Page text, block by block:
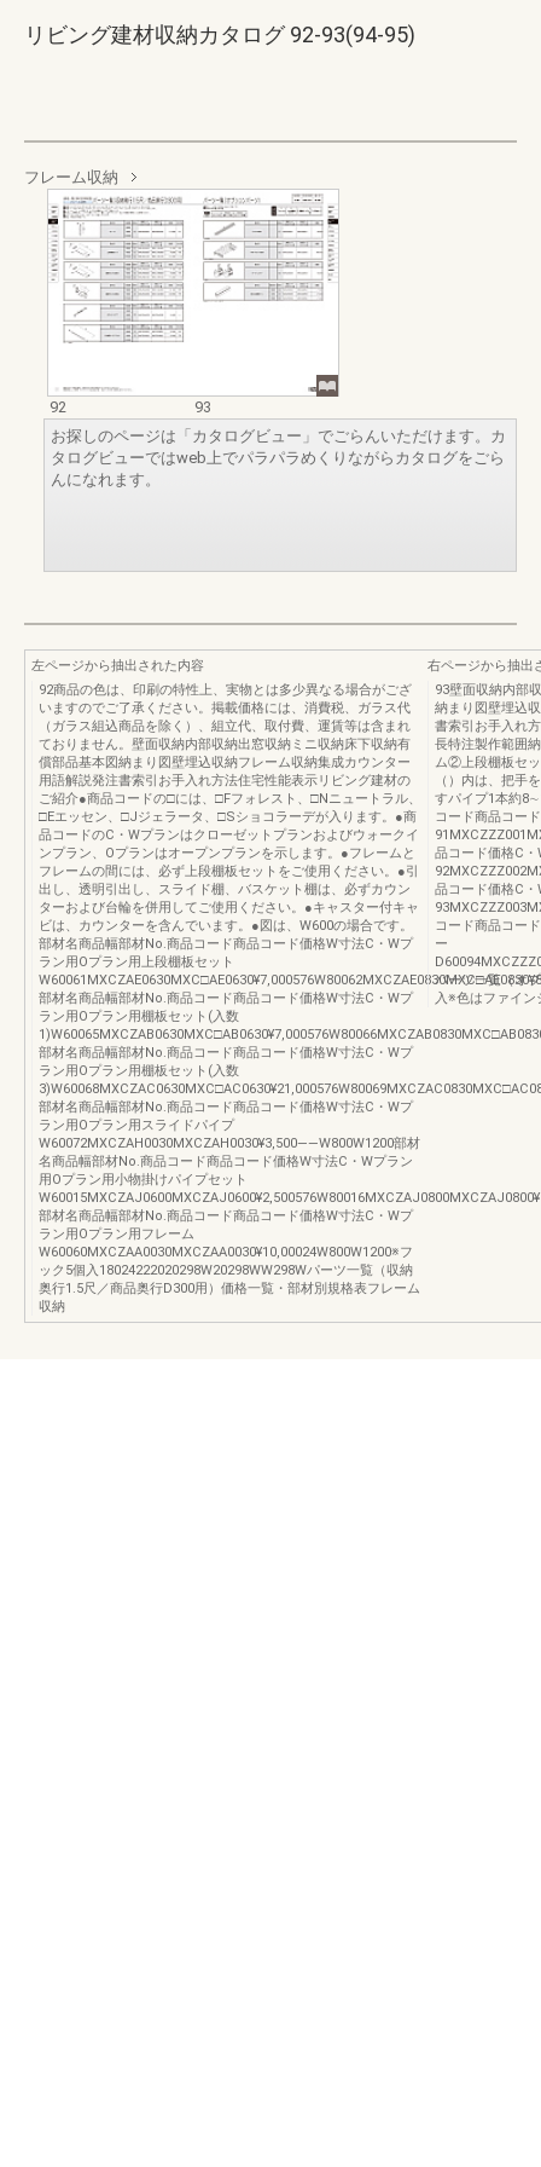
リビング建材収納カタログ 92-93(94-95)
フレーム収納
92
93
お探しのページは「カタログビュー」でごらんいただけます。カ
タログビューではweb上でパラパラめくりながらカタログをごら
んになれます。
左ページから抽出された内容
92商品の色は、印刷の特性上、実物とは多少異なる場合がござ
いますのでご了承ください。掲載価格には、消費税、ガラス代
（ガラス組込商品を除く）、組立代、取付費、運賃等は含まれ
ておりません。壁面収納内部収納出窓収納ミニ収納床下収納有
償部品基本図納まり図壁埋込収納フレーム収納集成カウンター
用語解説発注書索引お手入れ方法住宅性能表示リビング建材の
ご紹介●商品コードの□には、□Fフォレスト、□Nニュートラル、
□Eエッセン、□Jジェラータ、□Sショコラーデが入ります。●商
品コードのC・Wプランはクローゼットプランおよびウォークイ
ンプラン、Oプランはオープンプランを示します。●フレームと
フレームの間には、必ず上段棚板セットをご使用ください。●引
出し、透明引出し、スライド棚、バスケット棚は、必ずカウン
ターおよび台輪を併用してご使用ください。●キャスター付キャ
ビは、カウンターを含んでいます。●図は、W600の場合です。
部材名商品幅部材No.商品コード商品コード価格W寸法C・Wプ
ラン用Oプラン用上段棚板セット
部材名商品幅部材No.商品コード商品コード価格W寸法C・Wプ
ラン用Oプラン用棚板セット(入数
部材名商品幅部材No.商品コード商品コード価格W寸法C・Wプ
ラン用Oプラン用棚板セット(入数
部材名商品幅部材No.商品コード商品コード価格W寸法C・Wプ
ラン用Oプラン用スライドパイプ
W60072MXCZAH0030MXCZAH0030¥3,500――W800W1200部材
名商品幅部材No.商品コード商品コード価格W寸法C・Wプラン
用Oプラン用小物掛けパイプセット
部材名商品幅部材No.商品コード商品コード価格W寸法C・Wプ
ラン用Oプラン用フレーム
W60060MXCZAA0030MXCZAA0030¥10,00024W800W1200※フ
ック5個入18024222020298W20298WW298Wパーツ一覧（収納
奥行1.5尺／商品奥行D300用）価格一覧・部材別規格表フレーム
収納
右ページから抽出
93壁面収納内部
納まり図壁埋込
書索引お手入れ
長特注製作範囲
ム②上段棚板セ
（）内は、把手
すパイプ1本約
コード商品コー
品コード価格C
品コード価格C
コード商品コー
ー
パーツ一覧（オ
入※色はファイ